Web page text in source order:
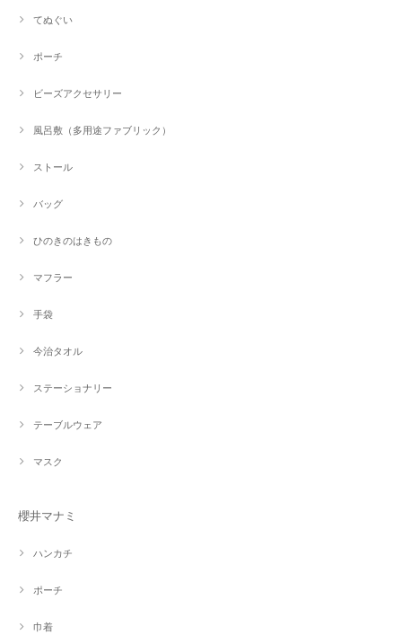
てぬぐい
ポーチ
ビーズアクセサリー
風呂敷（多用途ファブリック）
ストール
バッグ
ひのきのはきもの
マフラー
手袋
今治タオル
ステーショナリー
テーブルウェア
マスク
櫻井マナミ
ハンカチ
ポーチ
巾着